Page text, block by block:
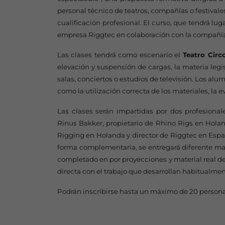
personal técnico de teatros, compañías o
cualificación profesional. El curso, que tendrá
empresa Riggtec en colaboración con la
Las clases tendrá como escenario el Teatro
elevación y suspensión de cargas, la materia
salas, conciertos o estudios de televisión. Los
como la utilización correcta de los materiales, la
Las clases serán impartidas por dos
Rinus Bakker, propietario de Rhino Rigs en
Rigging en Holanda y director de Riggtec en
forma complementaria, se entregará diferente
completado en por proyecciones y material real
directa con el trabajo que desarrollan
Podrán inscribirse hasta un máximo de 20